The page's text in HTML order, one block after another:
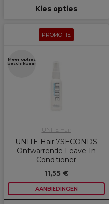
Kies opties
PROMOTIE
Meer opties
beschikbaar
UNITE Hair
UNITE Hair 7SECONDS
Ontwarrende Leave-In
Conditioner
11,55 €
AANBIEDINGEN